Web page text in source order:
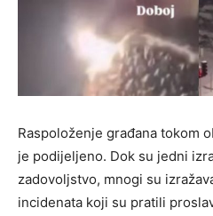
Raspoloženje građana tokom
je podijeljeno. Dok su jedni
zadovoljstvo, mnogi su
incidenata koji su pratili